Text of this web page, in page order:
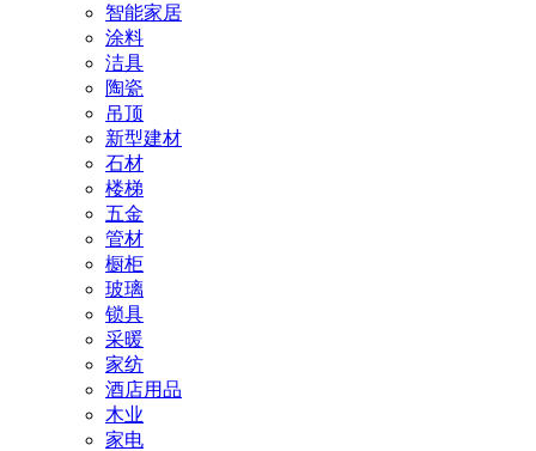
智能家居
涂料
洁具
陶瓷
吊顶
新型建材
石材
楼梯
五金
管材
橱柜
玻璃
锁具
采暖
家纺
酒店用品
木业
家电